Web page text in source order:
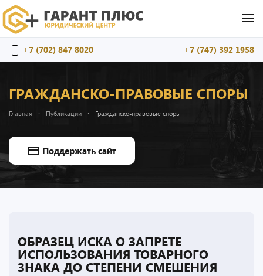
+7 (702) 847 8020 +7 (747) 392 1958
ГРАЖДАНСКО-ПРАВОВЫЕ СПОРЫ
Главная Публикации Гражданско-правовые споры
Поддержать сайт
ОБРАЗЕЦ ИСКА О ЗАПРЕТЕ
ИСПОЛЬЗОВАНИЯ ТОВАРНОГО
ЗНАКА ДО СТЕПЕНИ СМЕШЕНИЯ